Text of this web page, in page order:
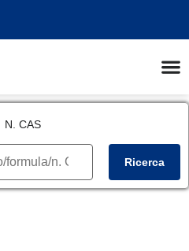
N. CAS
Ricerca